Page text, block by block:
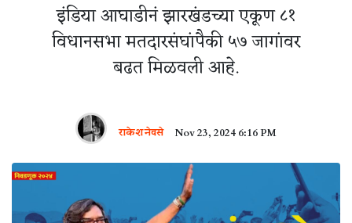
इंडिया आघाडीनं झारखंडच्या एकूण ८१
विधानसभा मतदारसंघांपैकी ५७ जागांवर
बढत मिळवली आहे.
राकेश नेवसे Nov 23, 2024 6:16 PM